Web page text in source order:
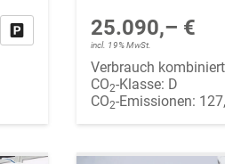
Fahrzeug parken25.090,– €
incl. 19% MwSt.
Verbrauch
CO2-Klasse: D
CO2-Emissionen: